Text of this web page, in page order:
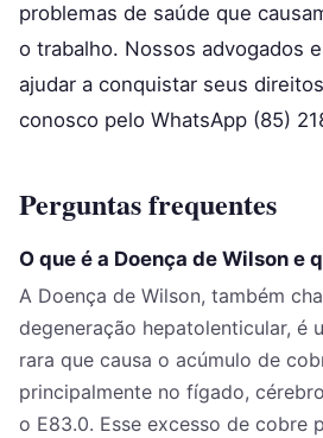
problemas de saúde que
o trabalho. Nossos advogados
ajudar a conquistar seus
conosco pelo WhatsApp (85)
Perguntas frequentes
O que é a Doença de Wilson e
A Doença de Wilson, também
degeneração hepatolenticular, é
rara que causa o acúmulo de
principalmente no fígado,
o E83.0. Esse excesso de cobre